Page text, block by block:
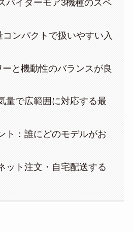
パイダーモア3機種のスペ
ンパクトで扱いやすい入
と機動性のバランスが良
量で広範囲に対応する最
ト：誰にどのモデルがお
ット注文・自宅配送する